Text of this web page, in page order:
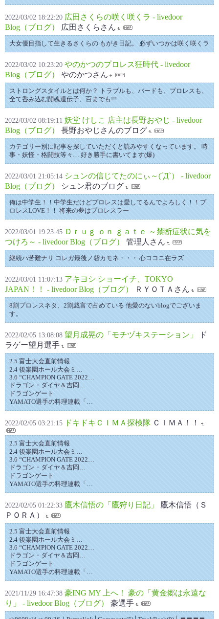
2022/03/02 18:22:20 広田さくらの咲く咲くラ - livedoor
Blog（ブログ）
広田さくらさん
大女優目指して生きるさくらの もがき日記。 必ずいつかは咲く咲くラ
2022/03/02 10:23:20 やのかつのプロレス狂時代 - livedoor
Blog（ブログ）
やのかつさん
ストロングスタイルとは何か？ トラブルも、バードも、プロレスも、
全て呑み込む闘魂遺伝子、百までも!!!
2022/03/02 08:19:11 妖堂 けしこ 店主は長野おやじ - livedoor
Blog（ブログ）
長野おやじさんのブログ
カテゴリー別に記事を探していただくと読みやすくなっています。 時
事・妖怪・格闘技等々… 好き勝手に書いてます(爆)
2022/03/01 21:05:14 シュンの信じてたのにぃ～(´Д`） - livedoor
Blog（ブログ）
シュン君のブログ
俺は中学生！！中学生だけどプロレスは愛してるんでよろしく！！プ
ロレスLOVE！！ 将来の夢はプロレスラー
2022/03/01 19:23:45 Ｄｒｕｇ ｏｎ ｇａｔｅ ～禁断症状に気を
つけろ～ - livedoor Blog（ブログ）
管理人さん
継続ハ苦難ナリ コレガ最後ノ砦カモネ・・・ 心ココニ在ラズ
2022/03/01 11:07:13 アキヨシ ショーイチ、TOKYO
JAPAN！！ - livedoor Blog（ブログ）
ＲＹＯＴＡさん
8割プロレスネタ、2割戯言で占めている 他愛のないblogでございま
す。
2022/02/05 13:08:08 望月成晃の「モチヅキステーション」
ド
ラゲー望月選手
2.5 富士大会直前情報
2.4 後楽園ホール大会ミ…
3.6 “CHAMPION GATE 2022…
ドラゴン・ダイヤ＆吉岡…
ドラゴンゲート
YAMATO選手の料理連載「…
2022/02/05 03:21:15 ドキドキＣＩＭＡ探検隊 ＣＩＭＡ！！
2.5 富士大会直前情報
2.4 後楽園ホール大会ミ…
3.6 “CHAMPION GATE 2022…
ドラゴン・ダイヤ＆吉岡…
ドラゴンゲート
YAMATO選手の料理連載「…
2022/02/05 01:22:33 鷹木信悟の「鷹狩り日記」
鷹木信悟（Ｓ
ＰＯＲＡ）
2.5 富士大会直前情報
2.4 後楽園ホール大会ミ…
3.6 “CHAMPION GATE 2022…
ドラゴン・ダイヤ＆吉岡…
ドラゴンゲート
YAMATO選手の料理連載「…
2021/11/29 16:47:38 豪ING MY 上へ！ 豪の「黄金郷は永遠な
り」 - livedoor Blog（ブログ）
豪選手